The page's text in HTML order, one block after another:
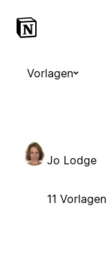
Vorlagen
Jo Lodge
11 Vorlagen